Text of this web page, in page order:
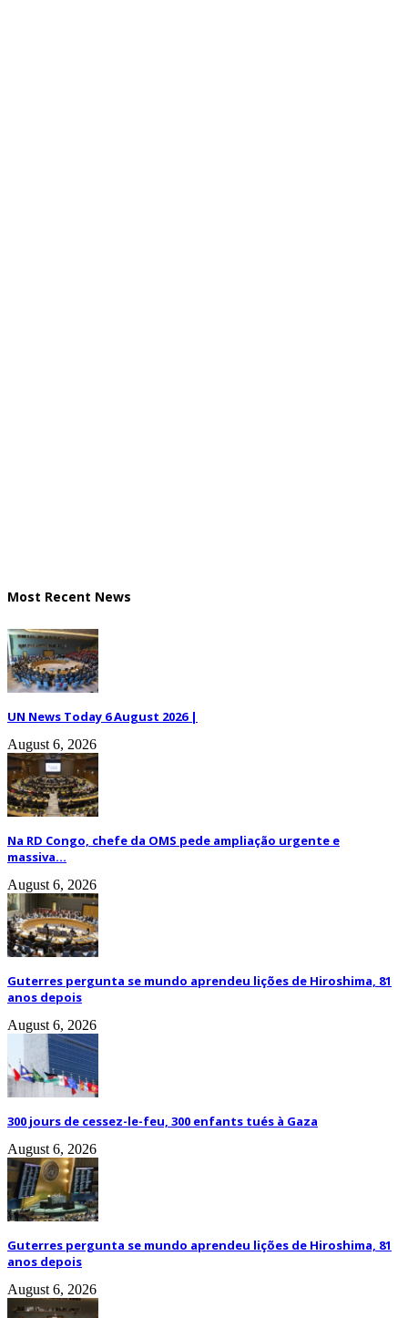
Most Recent News
UN News Today 6 August 2026 |
August 6, 2026
Na RD Congo, chefe da OMS pede ampliação urgente e
massiva...
August 6, 2026
Guterres pergunta se mundo aprendeu lições de Hiroshima, 81
anos depois
August 6, 2026
300 jours de cessez-le-feu, 300 enfants tués à Gaza
August 6, 2026
Guterres pergunta se mundo aprendeu lições de Hiroshima, 81
anos depois
August 6, 2026